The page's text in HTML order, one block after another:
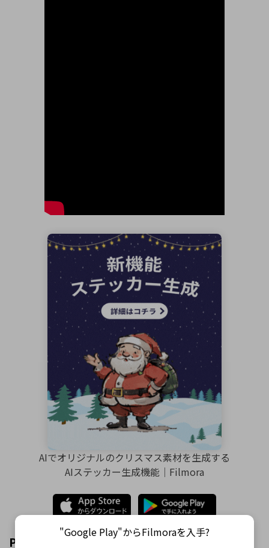
AIでオリジナルのクリスマス素材を生成する
AIステッカー生成機能｜Filmora
Part 2. 休日のために家を変身させるためのトッ
"Google Play"からFilmoraを入手?